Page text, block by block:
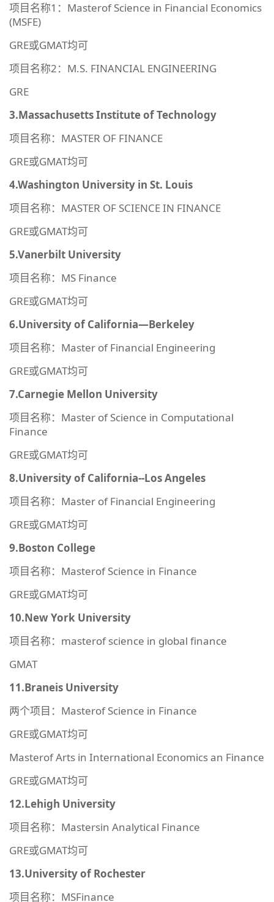
项目名称1：Masterof Science in Financial Economics
(MSFE)
GRE或GMAT均可
项目名称2：M.S. FINANCIAL ENGINEERING
GRE
3.Massachusetts Institute of Technology
项目名称：MASTER OF FINANCE
GRE或GMAT均可
4.Washington University in St. Louis
项目名称：MASTER OF SCIENCE IN FINANCE
GRE或GMAT均可
5.Vanerbilt University
项目名称：MS Finance
GRE或GMAT均可
6.University of California—Berkeley
项目名称：Master of Financial Engineering
GRE或GMAT均可
7.Carnegie Mellon University
项目名称：Master of Science in Computational
Finance
GRE或GMAT均可
8.University of California--Los Angeles
项目名称：Master of Financial Engineering
GRE或GMAT均可
9.Boston College
项目名称：Masterof Science in Finance
GRE或GMAT均可
10.New York University
项目名称：masterof science in global finance
GMAT
11.Braneis University
两个项目：Masterof Science in Finance
GRE或GMAT均可
Masterof Arts in International Economics an Finance
GRE或GMAT均可
12.Lehigh University
项目名称：Mastersin Analytical Finance
GRE或GMAT均可
13.University of Rochester
项目名称：MSFinance